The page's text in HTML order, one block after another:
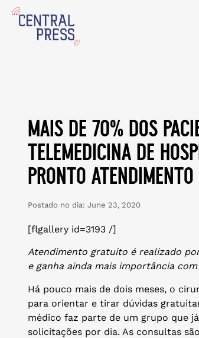
mais de 70% dos
telemedicina de
pronto atendimento
Postado no dia: June 23, 2020
[flgallery id=3193 /]
Atendimento gratuito é realizado
e ganha ainda mais importância
Há pouco mais de dois meses, o
para orientar e tirar dúvidas
médico faz parte de um grupo que
solicitações por dia. As consultas